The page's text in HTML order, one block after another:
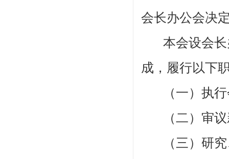
会长办公会决
本会设会
成，履行以下
（一）执
（二）审
（三）研